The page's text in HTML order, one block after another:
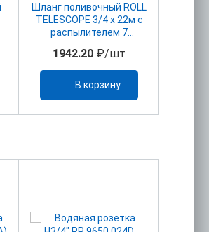
Шланг поливочный ROLL
TELESCOPE 3/4 х 22м с
распылителем 7
1942.20 ₽/шт
В корзину